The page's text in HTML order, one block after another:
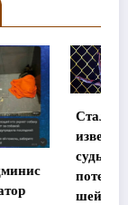
Стала
известна
судьба
потеряв